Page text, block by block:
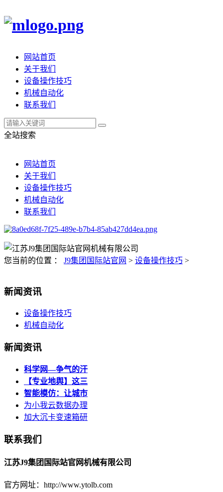
网站首页
关于我们
设备操作技巧
机械自动化
联系我们
全站搜索
网站首页
关于我们
设备操作技巧
机械自动化
联系我们
您当前的位置 ： J9集团国际站官网 > 设备操作技巧 >
新闻资讯
设备操作技巧
机械自动化
新闻资讯
科学网—争气的汗
【专业地舆】这三
智能模仿：让城市
为小我云数据办理
加大沉卡变速箱研
联系我们
江苏J9集团国际站官网机械有限公司
官方网址：http://www.ytolb.com